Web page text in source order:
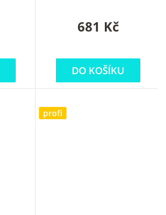
681 Kč
DO KOŠÍKU
profi